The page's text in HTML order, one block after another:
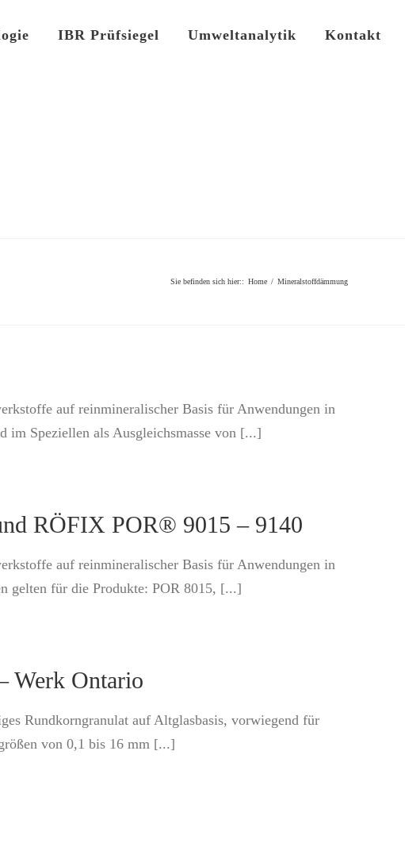
IBR Prüfsiegel Umweltanalytik Kontakt
Sie befinden sich hier:: Home / Mineralstoffdämmung
auf reinmineralischer Basis für Anwendungen in
im Speziellen als Ausgleichsmasse von [...]
RÖFIX POR® 9015 – 9140
auf reinmineralischer Basis für Anwendungen in
gelten für die Produkte: POR 8015, [...]
Werk Ontario
Rundkorngranulat auf Altglasbasis, vorwiegend für
von 0,1 bis 16 mm [...]